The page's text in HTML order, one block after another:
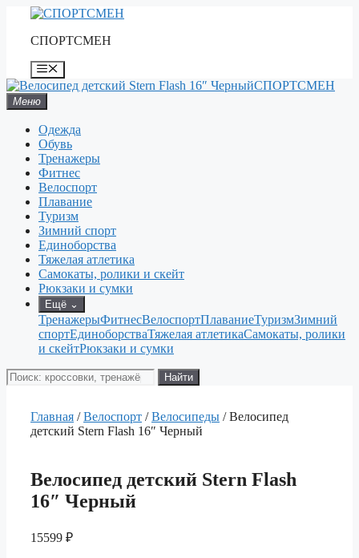
Перейти
содержимому
СПОРТСМЕН
Меню
СПОРТСМЕН
Меню
Одежда
Обувь
Тренажеры
Фитнес
Велоспорт
Плавание
Туризм
Зимний спорт
Единоборства
Тяжелая атлетика
Самокаты, ролики и скейт
Рюкзаки и сумки
Ещё ⌄
ТренажерыФитнесВелоспортПлаваниеТуризмЗимний
спортЕдиноборстваТяжелая атлетикаСамокаты, ролики
и скейтРюкзаки и сумки
Поиск
товаров
Найти
Главная /Велоспорт /Велосипеды / Велосипед
детский Stern Flash 16″ Черный
Велосипед детский Stern Flash
16″ Черный
15599 ₽